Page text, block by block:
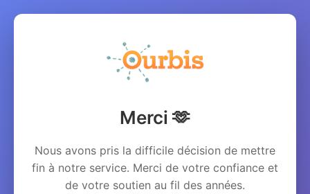
Merci 🫶
Nous avons pris la difficile décision de mettre
fin à notre service. Merci de votre confiance et
de votre soutien au fil des années.